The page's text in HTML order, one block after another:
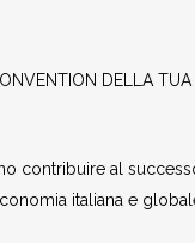
DELLA TUA
contribuire al
italiana e